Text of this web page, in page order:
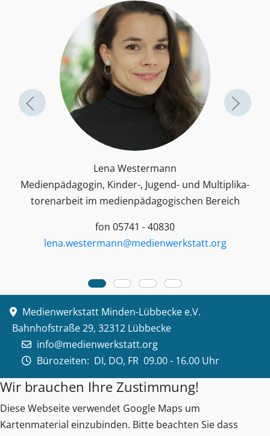
Lena Westermann
Medienpädagogin, Kinder-, Jugend- und Multiplika­
toren­arbeit im medienpädagogischen Bereich
fon 05741 - 40830
lena.westermann@medienwerkstatt.org
Medienwerkstatt Minden-Lübbecke e.V.
Bahnhofstraße 29, 32312 Lübbecke
info@medienwerkstatt.org
Bürozeiten: DI, DO, FR 09.00 - 16.00 Uhr
Wir brauchen Ihre Zustimmung!
Diese Webseite verwendet Google Maps um
Kartenmaterial einzubinden. Bitte beachten Sie dass